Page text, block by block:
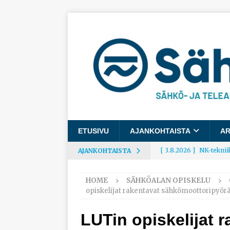
ETUSIVU AJANKOHTAISTA
AJANKOHTAISTA [ 3.8.2026 ]
[ 3.8.2026 ]
[ 30.7.2026 ] Norelco
HOME SÄHKÖALAN OPISKELU
opiskelijat rakentavat
LUTin opiskelijat